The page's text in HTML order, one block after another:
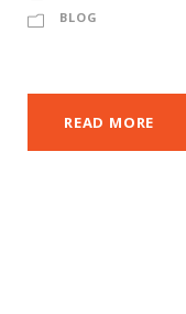
BLOG
READ MORE